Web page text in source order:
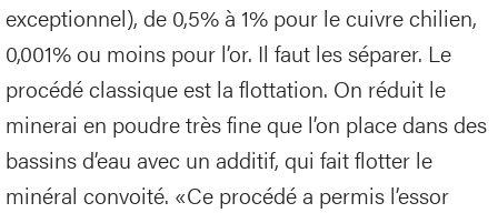
exceptionnel), de 0,5% à 1% pour le cuivre chilien,
0,001% ou moins pour l’or. Il faut les séparer. Le
procédé classique est la flottation. On réduit le
minerai en poudre très fine que l’on place dans des
bassins d’eau avec un additif, qui fait flotter le
minéral convoité. «Ce procédé a permis l’essor